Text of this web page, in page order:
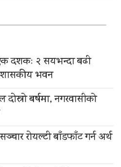
दशकः २ सयभन्दा बढी
भवन
बर्षमा, नगरवासीको
रोयल्टी बाँडफाँट गर्न अर्थ